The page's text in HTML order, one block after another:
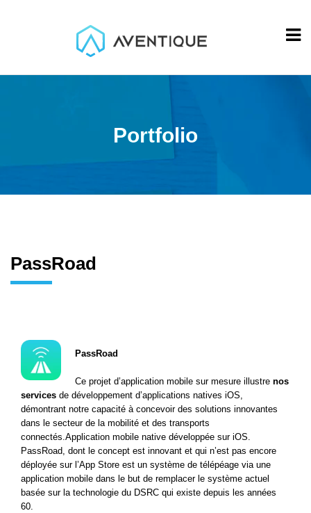
Portfolio
PassRoad
PassRoad
Ce projet d’application mobile sur mesure illustre nos
services de développement d’applications natives iOS,
démontrant notre capacité à concevoir des solutions innovantes
dans le secteur de la mobilité et des transports
connectés.Application mobile native développée sur iOS.
PassRoad, dont le concept est innovant et qui n’est pas encore
déployée sur l’App Store est un système de télépéage via une
application mobile dans le but de remplacer le système actuel
basée sur la technologie du DSRC qui existe depuis les années
60.